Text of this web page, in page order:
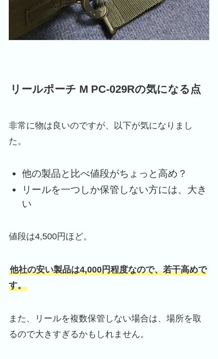
リールポーチ M PC-029Rの気になる点
非常に物は良いのですが、以下が気になりまし
た。
他の製品と比べ値段がちょっと高め？
リールを一つしか保管しない方には、大き
い
値段は4,500円ほど。
他社の安い製品は4,000円程度なので、若干高めで
す。
また、リールを複数保管しない場合は、場所を取
るので大きすぎるかもしれません。